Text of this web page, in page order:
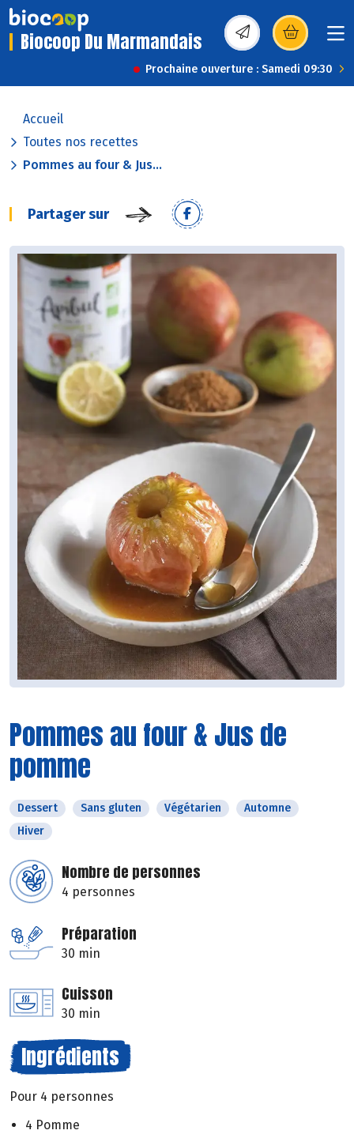
Biocoop Du Marmandais (s’ouvre dans une
Prochaine ouverture : Samedi 09:30
Accueil
Toutes nos recettes
Pommes au four & Jus...
Partager sur
Pommes au four & Jus de
pomme
Dessert Sans gluten Végétarien
Automne
Hiver
Nombre de personnes
4 personnes
Préparation
30 min
Cuisson
30 min
Ingrédients
Pour 4 personnes
4 Pomme